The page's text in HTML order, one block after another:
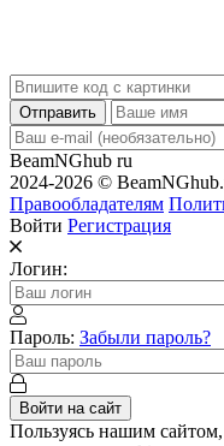
Отправить
BeamNGhub ru
2024-2026 ©
Правообладателям
Войти Регистрация
Логин:
Пароль: Забыли пароль?
Войти на сайт
Пользуясь нашим